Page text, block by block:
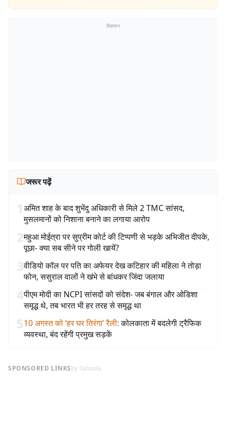
विज्ञापन
जरूर पढ़ें
1अमित शाह के बाद शुभेंदु अधिकारी से मिले 2 TMC सांसद,
मुसलमानों को निशाना बनाने का लगाया आरोप
2महुआ मोईत्रा पर सुप्रीम कोर्ट की टिप्पणी से भड़के अभिजीत दीपके,
पूछा- क्या सब सीने पर गोली खायें?
3वीडियो कॉल पर पति का अफेयर देख कटिहार की महिला ने तोड़ा
फोन, ससुराल वालों ने खंभे से बांधकर जिंदा जलाया
4पीएम मोदी का NCPI सांसदों को संदेश- जब बंगाल और ओडिशा
समृद्ध थे, तब भारत भी हर तरह से समृद्ध था
510 अगस्त को ‘हर घर तिरंगा’ रैली: कोलकाता में बदलेगी ट्रैफिक
व्यवस्था, बंद रहेंगी प्रमुख सड़कें
SPONSORED LINKSby Taboola